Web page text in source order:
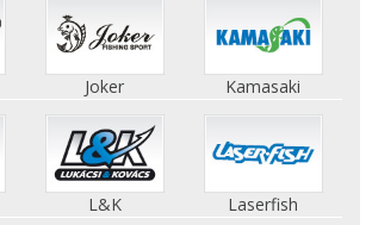
Joker Kamasaki
L&K Laserfish